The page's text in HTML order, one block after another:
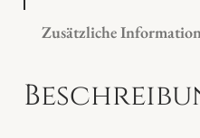
e
e
Zusätzliche